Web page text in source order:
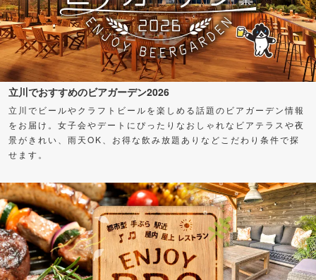
立川でおすすめのビアガーデン2026
立川でビールやクラフトビールを楽しめる話題のビアガーデン情報
をお届け。女子会やデートにぴったりなおしゃれなビアテラスや夜
景がきれい、雨天OK、お得な飲み放題ありなどこだわり条件で探
せます。